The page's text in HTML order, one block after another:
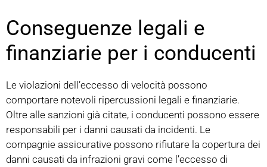
Conseguenze legali e
finanziarie per i conducenti
Le violazioni dell’eccesso di velocità possono
comportare notevoli ripercussioni legali e finanziarie.
Oltre alle sanzioni già citate, i conducenti possono essere
responsabili per i danni causati da incidenti. Le
compagnie assicurative possono rifiutare la copertura dei
danni causati da infrazioni gravi come l’eccesso di